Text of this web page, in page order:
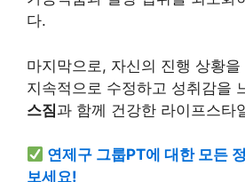
다.
마지막으로, 자신의 진행 상황
지속적으로 수정하고 성취감을
스짐과 함께 건강한 라이프스타
연제구 그룹PT에 대한 모든
보세요!